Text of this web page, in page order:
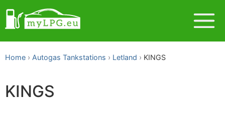
Home Autogas Tankstations Letland KINGS
KINGS